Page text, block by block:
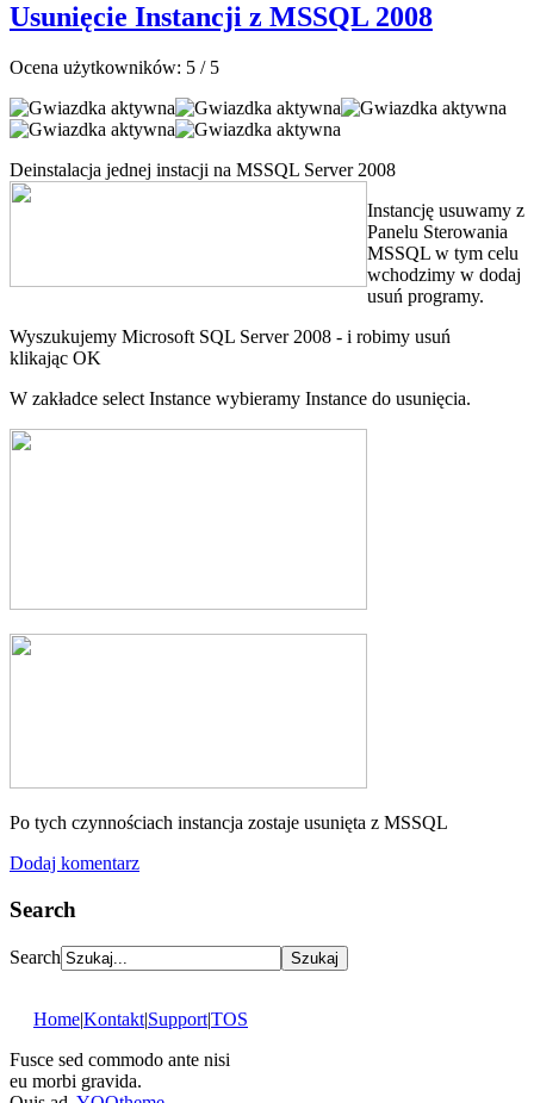
Usunięcie Instancji z MSSQL 2008
Ocena użytkowników: 5 / 5
Deinstalacja jednej instacji na MSSQL Server 2008
Instancję usuwamy z
Panelu Sterowania
MSSQL w tym celu
wchodzimy w dodaj
usuń programy.
Wyszukujemy Microsoft SQL Server 2008 - i robimy usuń
klikając OK
W zakładce select Instance wybieramy Instance do usunięcia.
Po tych czynnościach instancja zostaje usunięta z MSSQL
Dodaj komentarz
Search
Search
Home|Kontakt|Support|TOS
Fusce sed commodo ante nisi
eu morbi gravida.